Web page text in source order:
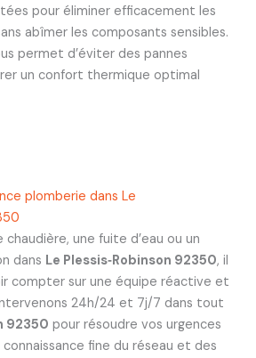
pour éliminer efficacement les
abîmer les composants sensibles.
permet d’éviter des pannes
un confort thermique optimal
plomberie dans Le
chaudière, une fuite d’eau ou un
dans Le Plessis‑Robinson 92350, il
compter sur une équipe réactive et
24h/24 et 7j/7 dans tout
92350 pour résoudre vos urgences
fine du réseau et des